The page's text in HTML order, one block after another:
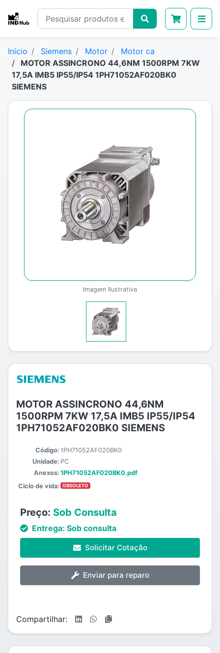
Início Siemens Motor
Motor ca
MOTOR ASSINCRONO 44,6NM 1500RPM 7KW
17,5A IMB5 IP55/IP54 1PH71052AF020BK0
SIEMENS
Imagem Ilustrativa
MOTOR ASSINCRONO 44,6NM
1500RPM 7KW 17,5A IMB5 IP55/IP54
1PH71052AF020BK0 SIEMENS
Código: 1PH71052AF020BK0
Unidade: PC
Anexos: 1PH71052AF020BK0.pdf
Ciclo de vida:
OBSOLETO
Preço: Sob Consulta
Entrega: Sob consulta
Solicitar Cotação
Enviar para reparo
Compartilhar: